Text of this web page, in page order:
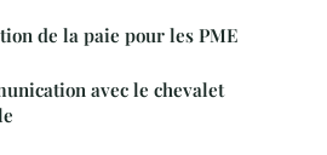
de la paie pour les PME
avec le chevalet